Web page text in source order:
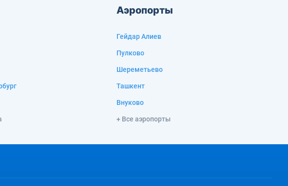
Аэропорты
Гейдар Алиев
Пулково
Шереметьево
Ташкент
Внуково
+ Все аэропорты